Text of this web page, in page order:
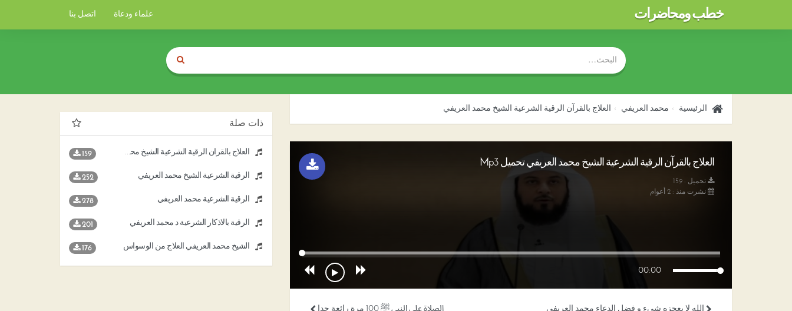
خطب ومحاضرات علماء ودعاة اتصل بنا
الرئيسية محمد العريفي العلاج بالقرآن الرقية الشرعية الشيخ محمد العريفي
العلاج بالقرآن الرقية الشرعية الشيخ محمد العريفي تحميل Mp3
تحميل : 159
نشرت منذ : 2 أعوام
00:00
الصلاة على النبي ﷺ 100 مرة رائعة جدا الله لا يعجزه شيء و فضل الدعاء محمد العريفي
ذات صلة
العلاج بالقرآن الرقية الشرعية الشيخ محمد العريفي 159
الرقية الشرعية الشيخ محمد العريفي 252
الرقية الشرعية محمد العريفي 278
الرقية بالاذكار الشرعية د محمد العريفي 201
الشيخ محمد العريفي العلاج من الوسواس 176